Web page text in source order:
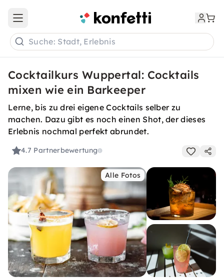
Open main menu
Suche: Stadt, Erlebnis
Cocktailkurs Wuppertal: Cocktails
mixen wie ein Barkeeper
Lerne, bis zu drei eigene Cocktails selber zu
machen. Dazu gibt es noch einen Shot, der dieses
Erlebnis nochmal perfekt abrundet.
4.7 Partnerbewertung
Alle Fotos